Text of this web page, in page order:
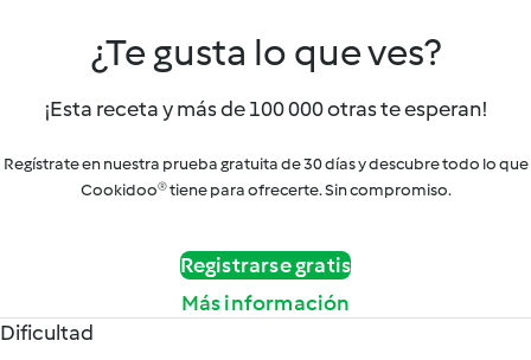
¿Te gusta lo que ves?
¡Esta receta y más de 100 000 otras te esperan!
Regístrate en nuestra prueba gratuita de 30 días y descubre todo lo que
Cookidoo® tiene para ofrecerte. Sin compromiso.
Registrarse gratis
Más información
Dificultad